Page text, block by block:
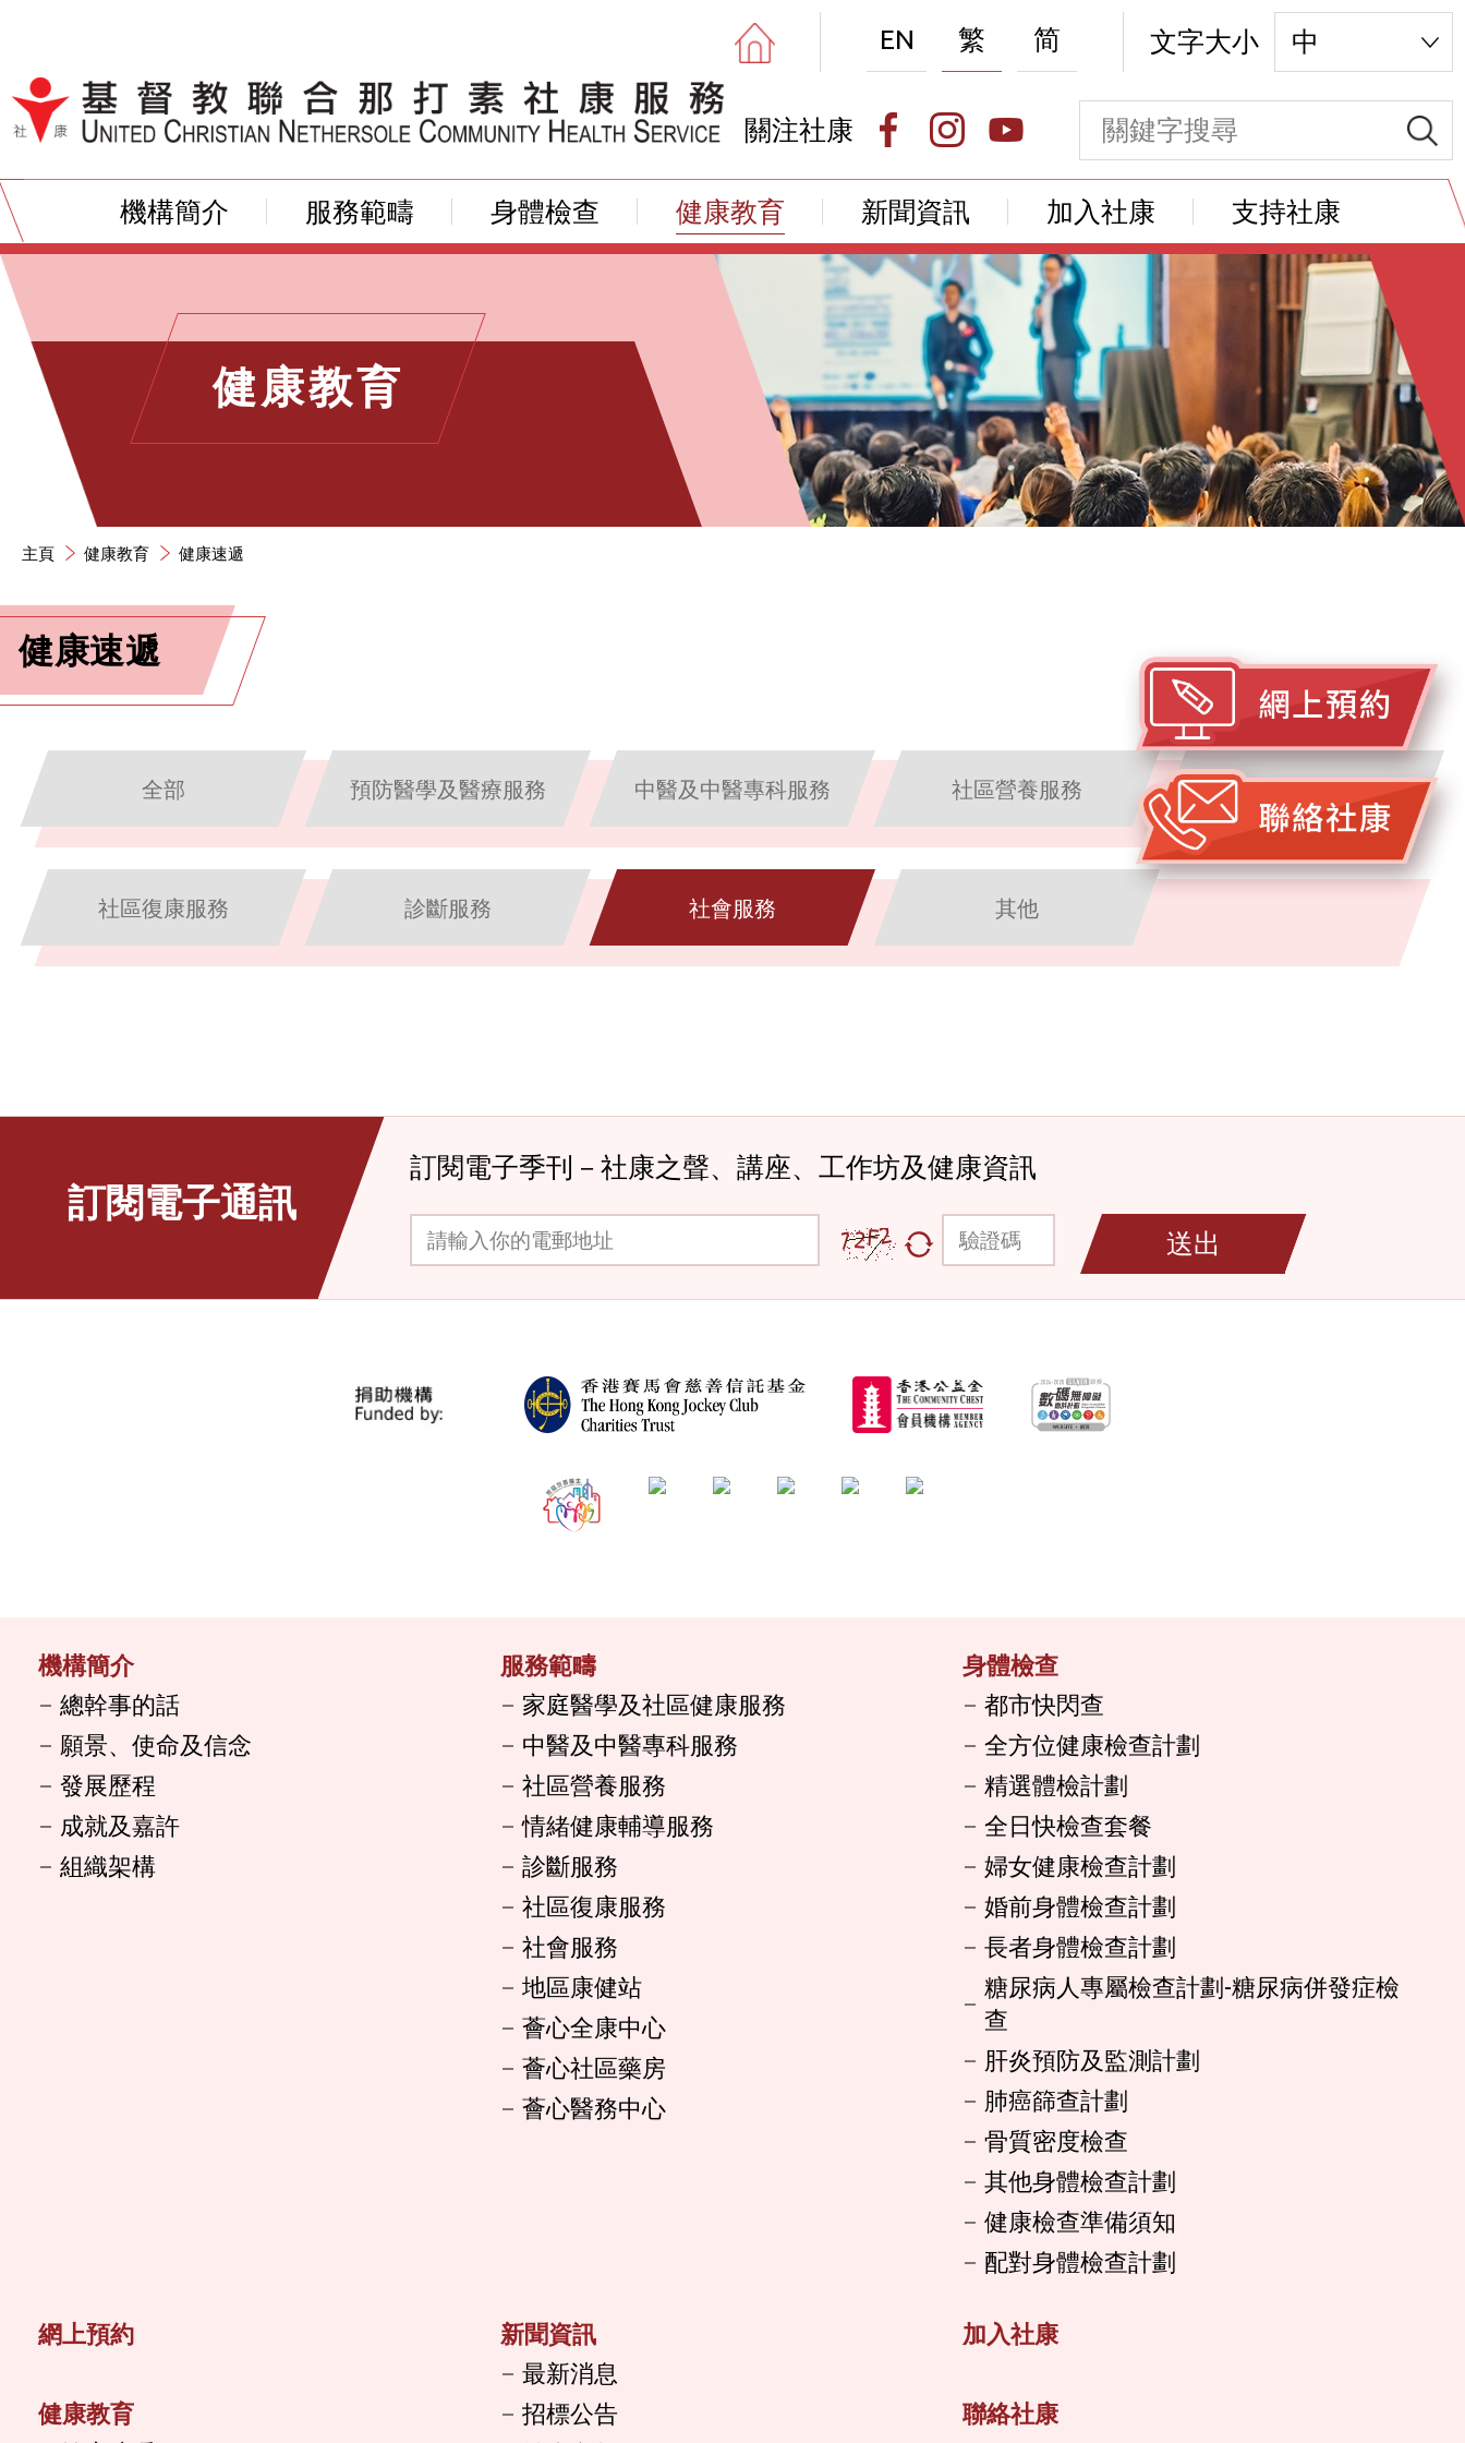
跳到內容（按輸入鍵）
EN 繁 简 文字大小 中
關注社康
機構簡介 服務範疇 身體檢查 健康教育 新聞資訊 加入社康 支持社康
健康教育
主頁 健康教育 健康速遞
健康速遞
全部 預防醫學及醫療服務 中醫及中醫專科服務 社區營養服務 情緒健康輔導服務
社區復康服務 診斷服務 社會服務 其他
訂閱電子通訊
訂閱電子季刊－社康之聲、講座、工作坊及健康資訊
請輸入你的電郵地址 驗證碼
送出
機構簡介
總幹事的話
願景、使命及信念
發展歷程
成就及嘉許
組織架構
服務範疇
家庭醫學及社區健康服務
中醫及中醫專科服務
社區營養服務
情緒健康輔導服務
診斷服務
社區復康服務
社會服務
地區康健站
薈心全康中心
薈心社區藥房
薈心醫務中心
身體檢查
都市快閃查
全方位健康檢查計劃
精選體檢計劃
全日快檢查套餐
婦女健康檢查計劃
婚前身體檢查計劃
長者身體檢查計劃
糖尿病人專屬檢查計劃-糖尿病併發症檢
查
肝炎預防及監測計劃
肺癌篩查計劃
骨質密度檢查
其他身體檢查計劃
健康檢查準備須知
配對身體檢查計劃
網上預約
健康教育
新聞資訊
最新消息
招標公告
加入社康
聯絡社康